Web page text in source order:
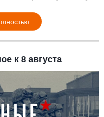
к 8 августа